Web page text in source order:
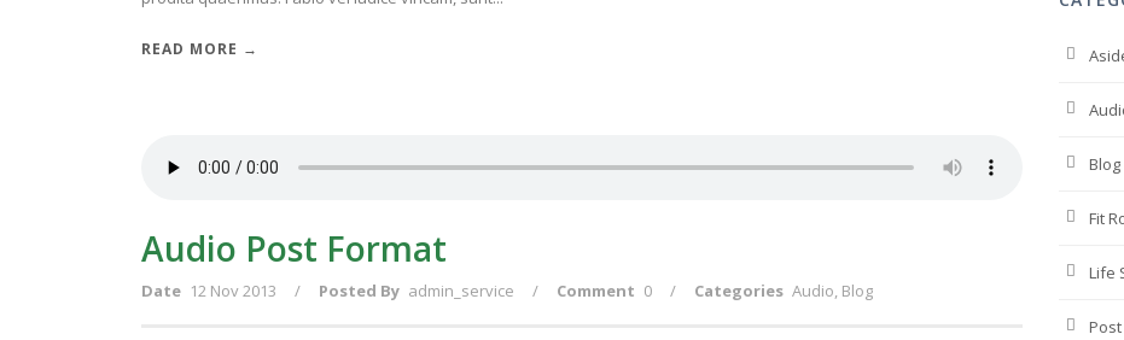
READ MORE →
Audio Post Format
Date 12 Nov 2013 / Posted By admin_service / Comment 0 / Categories Audio, Blog
Blog
Fit
Life